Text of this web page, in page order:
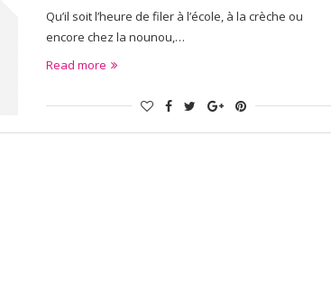
Qu’il soit l’heure de filer à l’école, à la crèche ou
encore chez la nounou,…
Read more